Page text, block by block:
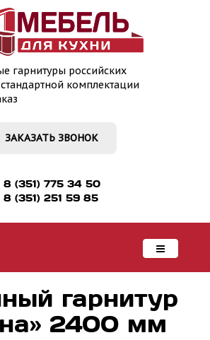
гарнитуры российских
комплектации
ЗАКАЗАТЬ ЗВОНОК
8 (351) 775 34 50
8 (351) 251 59 85
гарнитур
2400 мм